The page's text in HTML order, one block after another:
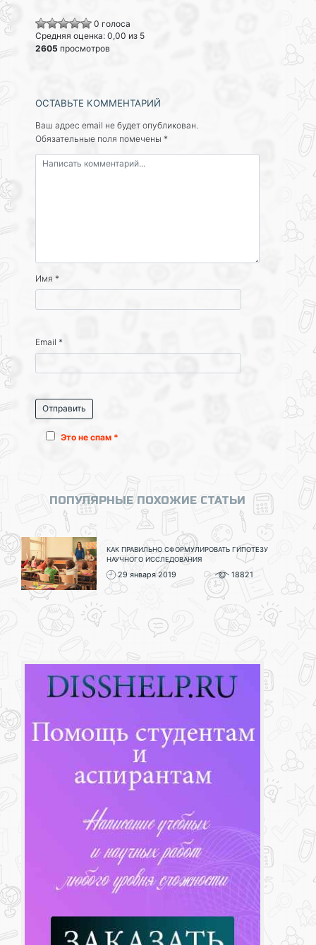
0 голоса
Средняя оценка: 0,00 из 5
2605 просмотров
ОСТАВЬТЕ КОММЕНТАРИЙ
Ваш адрес email не будет опубликован.
Обязательные поля помечены *
Имя *
Email *
Это не спам *
ПОПУЛЯРНЫЕ ПОХОЖИЕ СТАТЬИ
КАК ПРАВИЛЬНО СФОРМУЛИРОВАТЬ ГИПОТЕЗУ
НАУЧНОГО ИССЛЕДОВАНИЯ
29 января 2019 18821